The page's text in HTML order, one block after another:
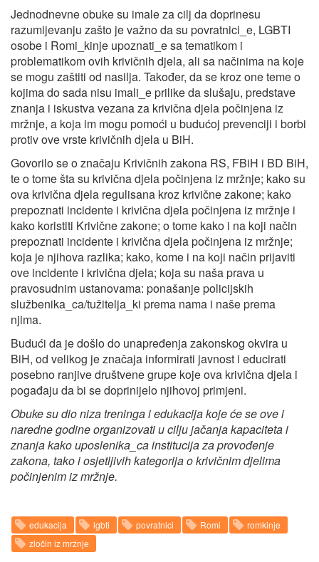
Jednodnevne obuke su imale za cilj da doprinesu
razumijevanju zašto je važno da su povratnici_e, LGBTI
osobe i Romi_kinje upoznati_e sa tematikom i
problematikom ovih krivičnih djela, ali sa načinima na koje
se mogu zaštiti od nasilja. Također, da se kroz one teme o
kojima do sada nisu imali_e prilike da slušaju, predstave
znanja i iskustva vezana za krivična djela počinjena iz
mržnje, a koja im mogu pomoći u budućoj prevenciji i borbi
protiv ove vrste krivičnih djela u BiH.
Govorilo se o značaju Krivičnih zakona RS, FBiH i BD BiH,
te o tome šta su krivična djela počinjena iz mržnje; kako su
ova krivična djela regulisana kroz krivične zakone; kako
prepoznati incidente i krivična djela počinjena iz mržnje i
kako koristiti Krivične zakone; o tome kako i na koji način
prepoznati incidente i krivična djela počinjena iz mržnje;
koja je njihova razlika; kako, kome i na koji način prijaviti
ove incidente i krivična djela; koja su naša prava u
pravosudnim ustanovama: ponašanje policijskih
službenika_ca/tužitelja_ki prema nama i naše prema
njima.
Budući da je došlo do unapređenja zakonskog okvira u
BiH, od velikog je značaja informirati javnost i educirati
posebno ranjive društvene grupe koje ova krivična djela i
pogađaju da bi se doprinijelo njihovoj primjeni.
Obuke su dio niza treninga i edukacija koje će se ove i
naredne godine organizovati u cilju jačanja kapaciteta i
znanja kako uposlenika_ca institucija za provođenje
zakona, tako i osjetljivih kategorija o krivičnim djelima
počinjenim iz mržnje.
edukacija lgbti povratnici Romi
romkinje
zločin iz mržnje